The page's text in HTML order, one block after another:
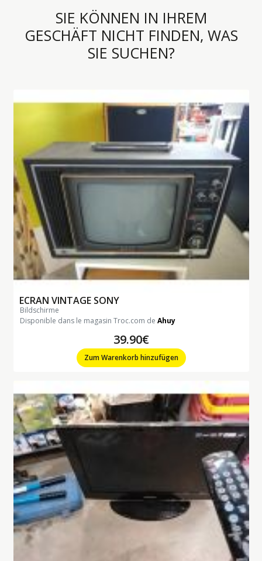
SIE KÖNNEN IN IHREM
GESCHÄFT NICHT FINDEN, WAS
SIE SUCHEN?
ECRAN VINTAGE SONY
bildschirme
Disponible dans le magasin Troc.com de Ahuy
39.90€
Zum Warenkorb hinzufügen